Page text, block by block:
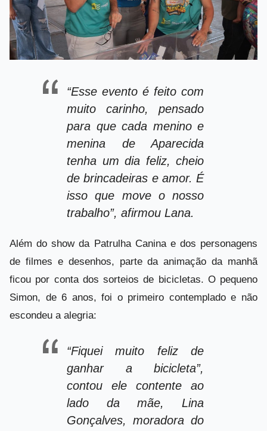
“Esse evento é feito com
muito carinho, pensado
para que cada menino e
menina de Aparecida
tenha um dia feliz, cheio
de brincadeiras e amor. É
isso que move o nosso
trabalho”, afirmou Lana.
Além do show da Patrulha Canina e dos personagens
de filmes e desenhos, parte da animação da manhã
ficou por conta dos sorteios de bicicletas. O pequeno
Simon, de 6 anos, foi o primeiro contemplado e não
escondeu a alegria:
“Fiquei muito feliz de
ganhar a bicicleta”,
contou ele contente ao
lado da mãe, Lina
Gonçalves, moradora do